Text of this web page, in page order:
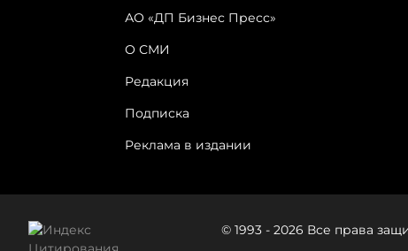
АО «ДП Бизнес Пресс»
О СМИ
Редакция
Подписка
Реклама в издании
© 1993 - 2026 Все права